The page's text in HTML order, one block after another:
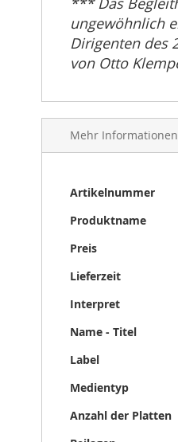
ungewöhnlich
Dirigenten des
von Otto
Mehr Informationen
Mehr
Artikelnummer
Produktname
Preis
Lieferzeit
Interpret
Name - Titel
Label
Medientyp
Anzahl der Platten